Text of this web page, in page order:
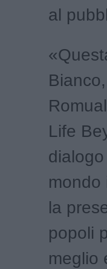
al
Life
mondo
la
popoli
meglio